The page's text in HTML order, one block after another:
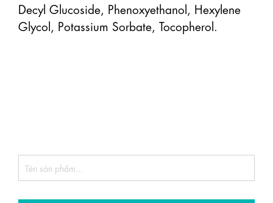
Decyl Glucoside, Phenoxyethanol, Hexylene
Glycol, Potassium Sorbate, Tocopherol.